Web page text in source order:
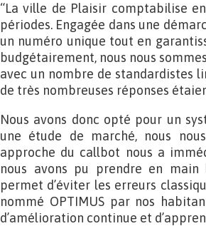
“La ville de Plaisir comptabilise
périodes. Engagée dans une
un numéro unique tout en
budgétairement, nous nous
avec un nombre de standardistes
de très nombreuses réponses
Nous avons donc opté pour un
une étude de marché, nous
approche du callbot nous a
nous avons pu prendre en main
permet d’éviter les erreurs
nommé OPTIMUS par nos
d’amélioration continue et